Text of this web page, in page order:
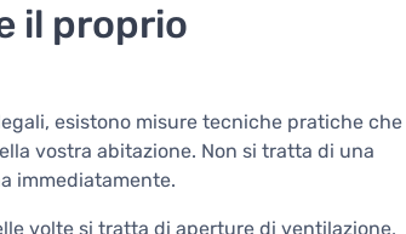
il proprio
esistono misure tecniche pratiche che
vostra abitazione. Non si tratta di una
immediatamente.
volte si tratta di aperture di ventilazione,